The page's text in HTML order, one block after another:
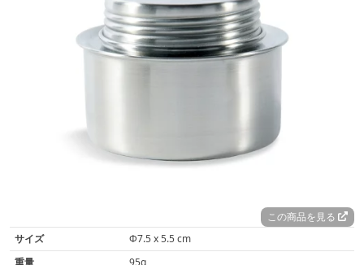
この商品を見る
サイズ
Φ7.5 x 5.5 cm
重量
95g